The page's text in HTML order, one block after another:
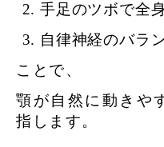
手足のツボで全
自律神経のバラ
ことで、
顎が自然に動きや
指します。